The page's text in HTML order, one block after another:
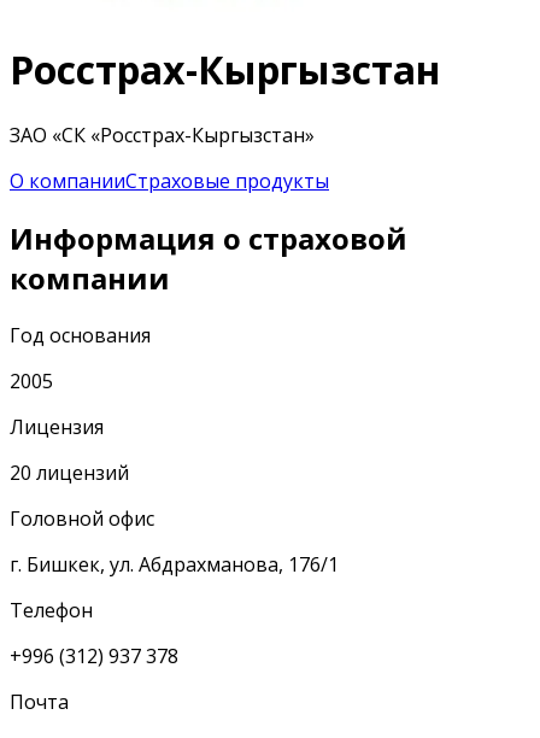
Росстрах-Кыргызстан
ЗАО «СК «Росстрах-Кыргызстан»
О компанииСтраховые продукты
Информация о cтраховой
компании
Год основания
2005
Лицензия
20 лицензий
Головной офис
г. Бишкек, ул. Абдрахманова, 176/1
Телефон
+996 (312) 937 378
Почта